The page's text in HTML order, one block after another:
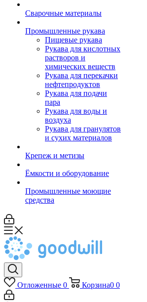
Сварочные материалы
Промышленные рукава
Пищевые рукава
Рукава для кислотных
растворов и
химических веществ
Рукава для перекачки
нефтепродуктов
Рукава для подачи
пара
Рукава для воды и
воздуха
Рукава для гранулятов
и сухих материалов
Крепеж и метизы
Ёмкости и оборудование
Промышленные моющие
средства
Отложенные 0 Корзина0 0